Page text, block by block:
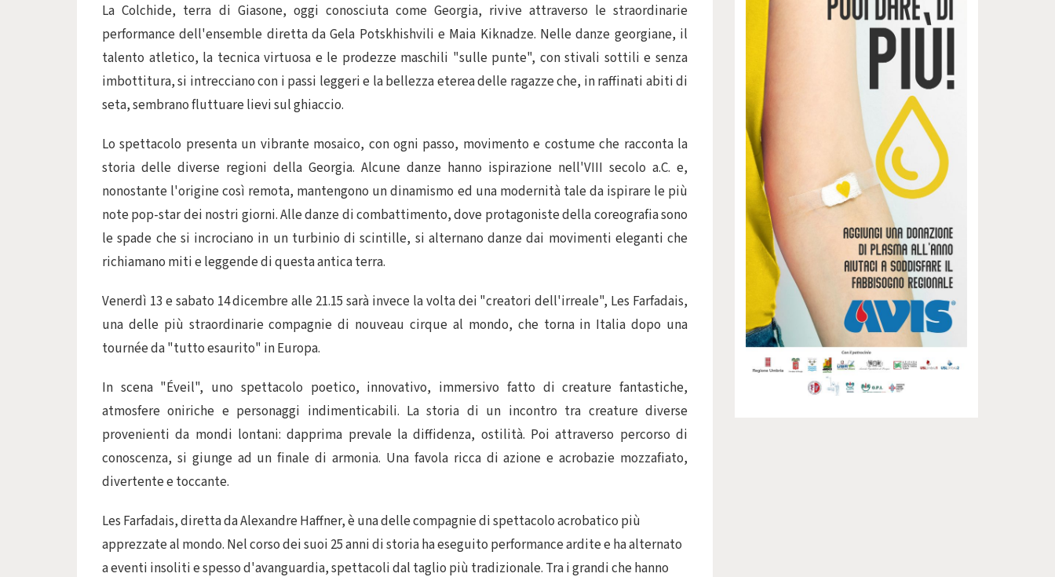
La Colchide, terra di Giasone, oggi conosciuta come Georgia, rivive attraverso le straordinarie
performance dell'ensemble diretta da Gela Potskhishvili e Maia Kiknadze. Nelle danze georgiane, il
talento atletico, la tecnica virtuosa e le prodezze maschili "sulle punte", con stivali sottili e senza
imbottitura, si intrecciano con i passi leggeri e la bellezza eterea delle ragazze che, in raffinati abiti di
seta, sembrano fluttuare lievi sul ghiaccio.
Lo spettacolo presenta un vibrante mosaico, con ogni passo, movimento e costume che racconta la
storia delle diverse regioni della Georgia. Alcune danze hanno ispirazione nell'VIII secolo a.C. e,
nonostante l'origine così remota, mantengono un dinamismo ed una modernità tale da ispirare le più
note pop-star dei nostri giorni. Alle danze di combattimento, dove protagoniste della coreografia sono
le spade che si incrociano in un turbinio di scintille, si alternano danze dai movimenti eleganti che
richiamano miti e leggende di questa antica terra.
Venerdì 13 e sabato 14 dicembre alle 21.15 sarà invece la volta dei "creatori dell'irreale", Les Farfadais,
una delle più straordinarie compagnie di nouveau cirque al mondo, che torna in Italia dopo una
tournée da "tutto esaurito" in Europa.
In scena "Éveil", uno spettacolo poetico, innovativo, immersivo fatto di creature fantastiche,
atmosfere oniriche e personaggi indimenticabili. La storia di un incontro tra creature diverse
provenienti da mondi lontani: dapprima prevale la diffidenza, ostilità. Poi attraverso percorso di
conoscenza, si giunge ad un finale di armonia. Una favola ricca di azione e acrobazie mozzafiato,
divertente e toccante.
Les Farfadais, diretta da Alexandre Haffner, è una delle compagnie di spettacolo acrobatico più
apprezzate al mondo. Nel corso dei suoi 25 anni di storia ha eseguito performance ardite e ha alternato
a eventi insoliti e spesso d'avanguardia, spettacoli dal taglio più tradizionale. Tra i grandi che hanno